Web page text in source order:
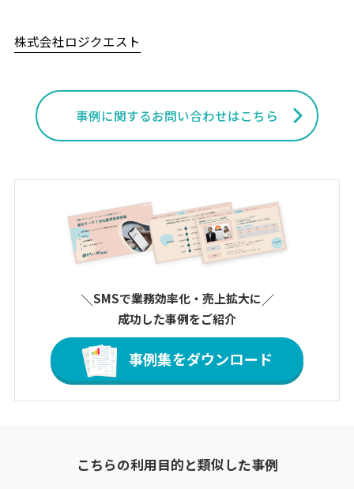
株式会社ロジクエスト
事例に関するお問い合わせはこちら
＼SMSで業務効率化・売上拡大に
成功した事例をご紹介
／
事例集をダウンロード
こちらの利用目的と類似した事例